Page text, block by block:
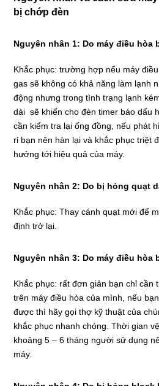
bị chớp đèn
Nguyên nhân 1: Do máy điều hòa
Khắc phục: trường hợp nếu máy
gas sẽ không có khả năng làm lạnh
động nhưng trong tình trạng lạnh
dài sẽ khiến cho đèn timer báo dấu
cần kiểm tra lại ống đồng, nếu phát
rỉ bạn nên hàn lại và khắc phục triệt
hưởng tới hiệu quả của máy.
Nguyên nhân 2: Do bị hỏng quạt
Khắc phục: Thay cánh quạt mới để
định trở lại.
Nguyên nhân 3: Do máy điều hòa
Khắc phục: rất đơn giản bạn chỉ cần
trên máy điều hòa của mình, nếu
được thì hãy gọi thợ kỹ thuật của
khắc phục nhanh chóng. Thời gian
khoảng 5 – 6 tháng người sử dụng
máy.